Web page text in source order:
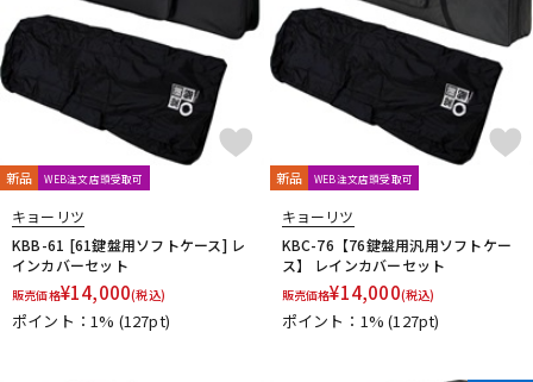
キーボード
管楽器 その他楽器
アンプ エフェクター
DJ機器 DTM
新品 WEB注文店頭受取可
キョーリツ
KBB-61 [61鍵盤用ソフトケース] レ
インカバーセット
販売価格¥14,000(税込)
ポイント：1% (127pt)
新品 WEB注文店頭受取可
キョーリツ
KBC-76【76鍵盤用汎用ソフトケー
ス】 レインカバーセット
販売価格¥14,000(税込)
ポイント：1%(127pt)